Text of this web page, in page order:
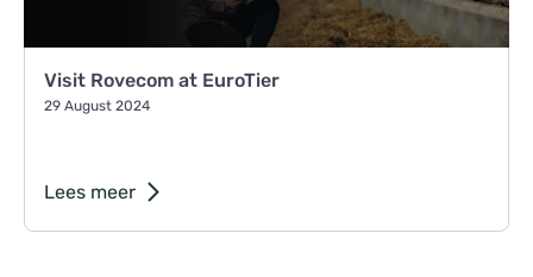
Visit Rovecom at EuroTier
29 August 2024
Lees meer